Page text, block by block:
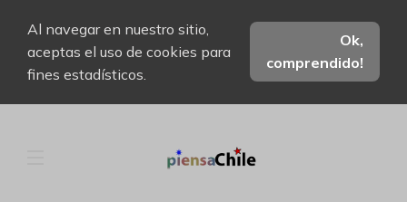
Al navegar en nuestro sitio,
aceptas el uso de cookies para
fines estadísticos.
Ok,
comprendido!